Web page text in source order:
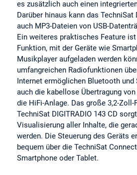
es zusätzlich auch einen
Darüber hinaus kann das TechniSat
auch MP3-Dateien von USB-
Ein weiteres praktisches Feature ist
Funktion, mit der Geräte wie
Musikplayer aufgeladen werden
umfangreichen Radiofunktionen
Internet ermöglichen Bluetooth
auch die kabellose Übertragung
die HiFi-Anlage. Das große 3,2-Zoll-
TechniSat DIGITRADIO 143 CD
Visualisierung aller Inhalte, die
werden. Die Steuerung des Geräts
bequem über die TechniSat
Smartphone oder Tablet.